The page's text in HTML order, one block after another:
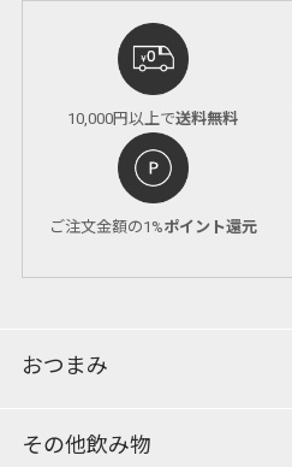
10,000円以上で送料無料
ご注文金額の1%ポイント還元
おつまみ
その他飲み物